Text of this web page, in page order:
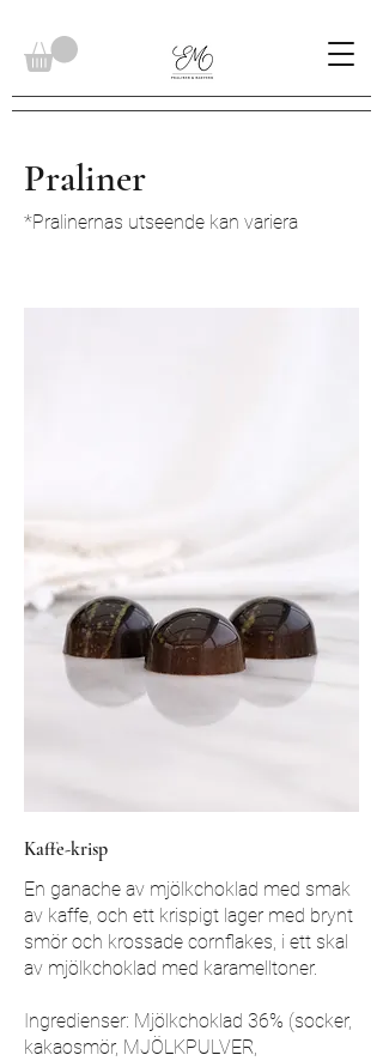
Praliner
*Pralinernas utseende kan variera
Kaffe-krisp
En ganache av mjölkchoklad med smak
av kaffe, och ett krispigt lager med brynt
smör och krossade cornflakes, i ett skal
av mjölkchoklad med karamelltoner.
Ingredienser: Mjölkchoklad 36% (socker,
kakaosmör, MJÖLKPULVER,